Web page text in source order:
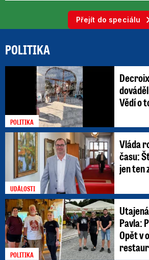
Přejít do speciálu
POLITIKA
POLITIKA
Vědí o
UDÁLOSTI
Vláda
času:
jen ten
POLITIKA
Pavla:
Opět v